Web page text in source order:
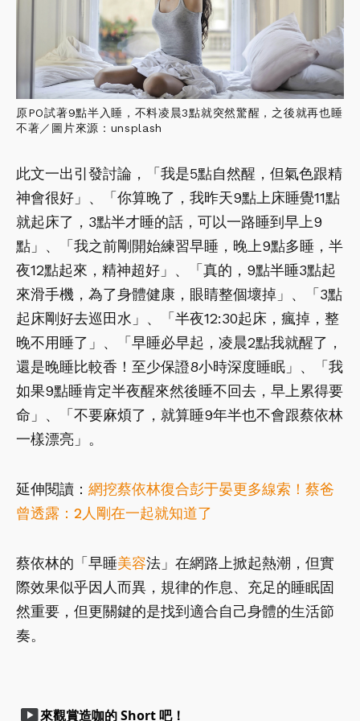
原PO試著9點半入睡，不料凌晨3點就突然驚醒，之後就再也睡
不著／圖片來源：unsplash
此文一出引發討論，「我是5點自然醒，但氣色跟精
神會很好」、「你算晚了，我昨天9點上床睡覺11點
就起床了，3點半才睡的話，可以一路睡到早上9
點」、「我之前剛開始練習早睡，晚上9點多睡，半
夜12點起來，精神超好」、「真的，9點半睡3點起
來滑手機，為了身體健康，眼睛整個壞掉」、「3點
起床剛好去巡田水」、「半夜12:30起床，瘋掉，整
晚不用睡了」、「早睡必早起，凌晨2點我就醒了，
還是晚睡比較香！至少保證8小時深度睡眠」、「我
如果9點睡肯定半夜醒來然後睡不回去，早上累得要
命」、「不要麻煩了，就算睡9年半也不會跟蔡依林
一樣漂亮」。
延伸閱讀： 網挖蔡依林復合彭于晏更多線索！蔡爸
曾透露：2人剛在一起就知道了
蔡依林的「早睡美容法」在網路上掀起熱潮，但實
際效果似乎因人而異，規律的作息、充足的睡眠固
然重要，但更關鍵的是找到適合自己身體的生活節
奏。
smart_display來觀賞造咖的 Short 吧！